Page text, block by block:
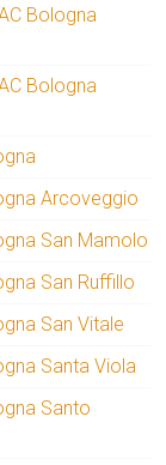
Bologna
Bologna
Arcoveggio
San Mamolo
San Ruffillo
San Vitale
Santa Viola
Santo